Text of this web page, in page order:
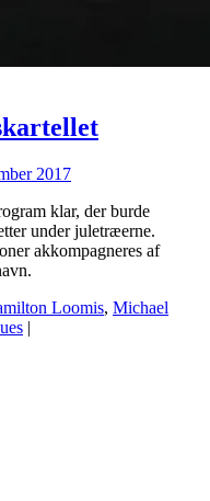
2017
klar, der burde
under juletræerne.
akkompagneres af
Loomis, Michael
|